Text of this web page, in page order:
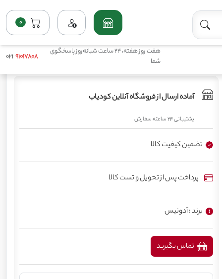
0
هفت روز هفته، 24 ساعت شبانه‌روز پاسخگوی
شما
91017808
021
فروشگاه پرمصرف مایع(ماکروها) کود کلسیم نیترات آدونیس
آماده ارسال از فروشگاه آنلاین کودیاب
پشتیبانی 24 ساعته سفارش
تضمین کیفیت کالا
پرداخت پس از تحویل و تست کالا
برند : آدونیس